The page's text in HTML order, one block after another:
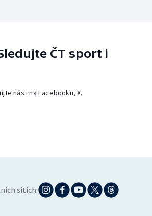
ČT sport i
nás i na Facebooku, X,
sítích: